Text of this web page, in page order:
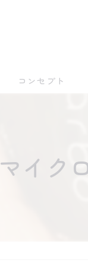
コンセプト
マイク